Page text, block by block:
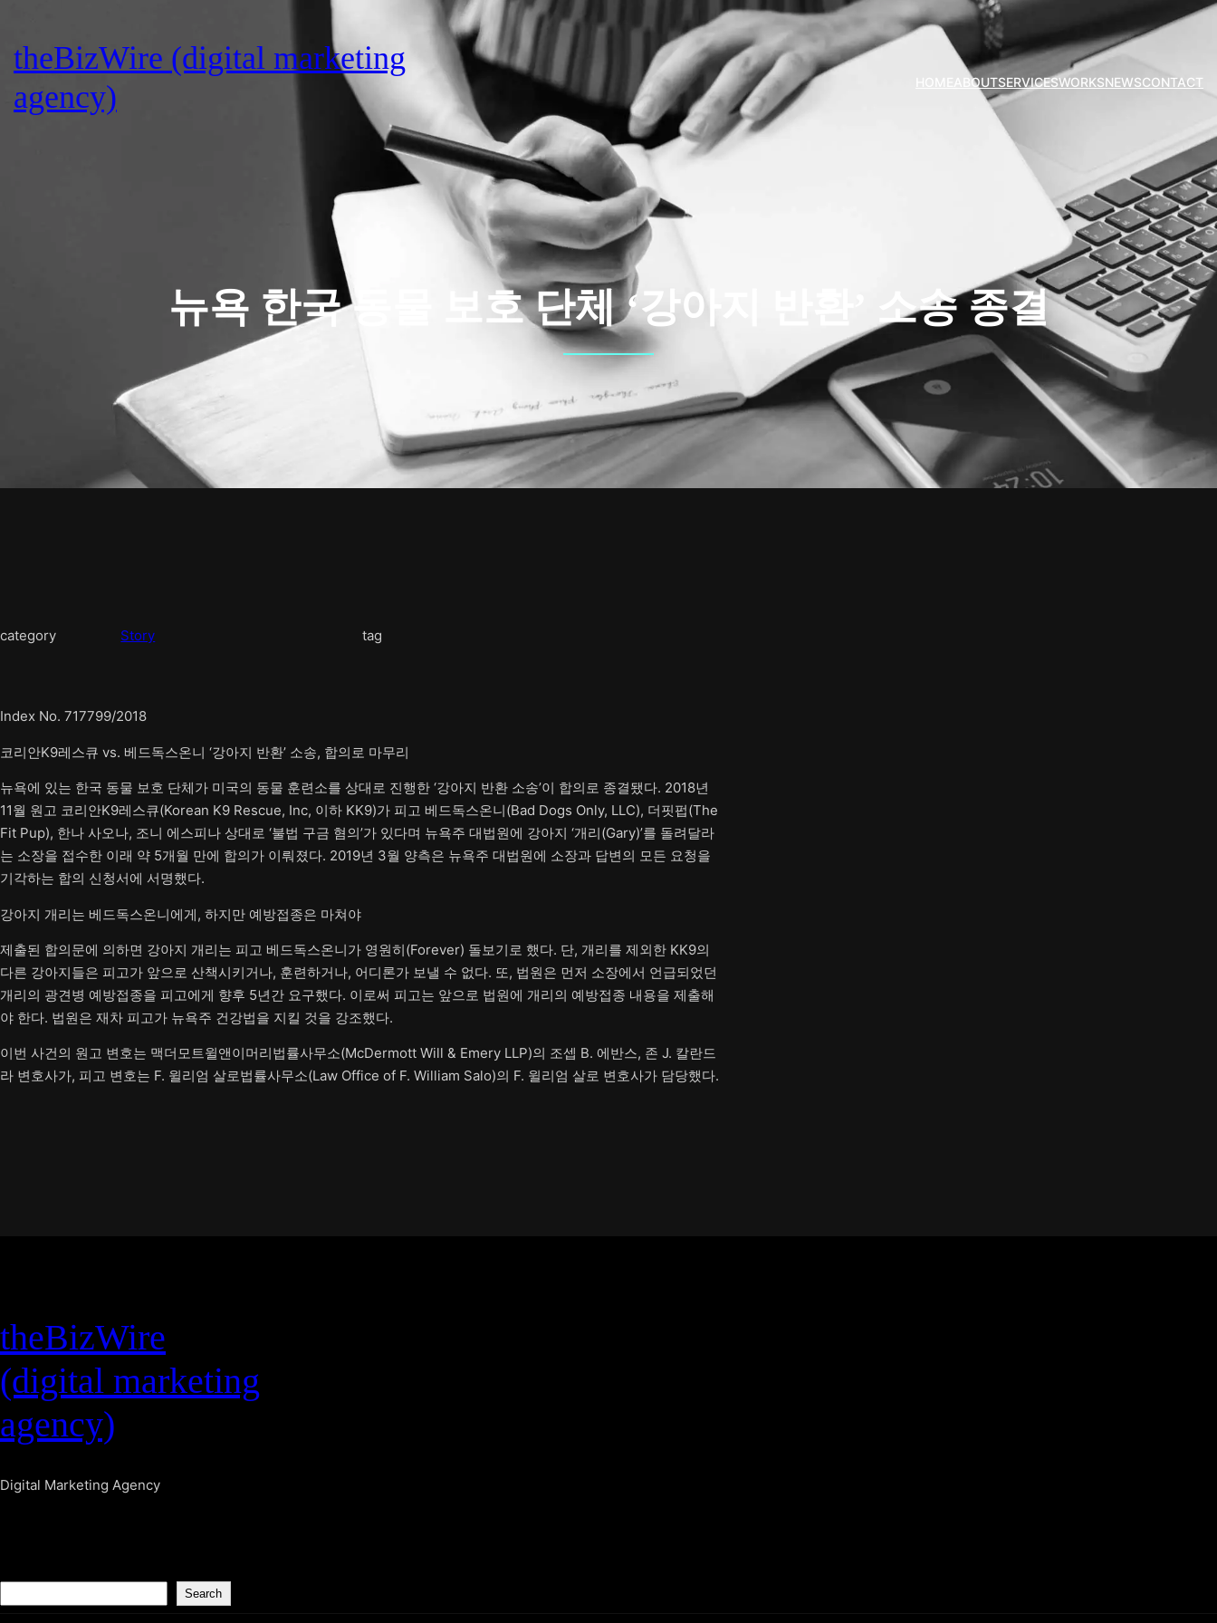
content
theBizWire (digital marketing
agency)
ABOUTSERVICESWORKSNEWSCONTACT
뉴욕 한국 동물 보호 단체 ‘강아지 반환’ 소송 종결
category Story tag
Index No. 717799/2018
코리안K9레스큐 vs. 베드독스온니 ‘강아지 반환’ 소송, 합의로 마무리
뉴욕에 있는 한국 동물 보호 단체가 미국의 동물 훈련소를 상대로 진행한 ‘강아지 반환 소송’이 합의로 종결됐다. 2018년
11월 원고 코리안K9레스큐(Korean K9 Rescue, Inc, 이하 KK9)가 피고 베드독스온니(Bad Dogs Only, LLC), 더핏펍(The
Fit Pup), 한나 사오나, 조니 에스피나 상대로 ‘불법 구금 혐의’가 있다며 뉴욕주 대법원에 강아지 ‘개리(Gary)’를 돌려달라
는 소장을 접수한 이래 약 5개월 만에 합의가 이뤄졌다. 2019년 3월 양측은 뉴욕주 대법원에 소장과 답변의 모든 요청을
기각하는 합의 신청서에 서명했다.
강아지 개리는 베드독스온니에게, 하지만 예방접종은 마쳐야
제출된 합의문에 의하면 강아지 개리는 피고 베드독스온니가 영원히(Forever) 돌보기로 했다. 단, 개리를 제외한 KK9의
다른 강아지들은 피고가 앞으로 산책시키거나, 훈련하거나, 어디론가 보낼 수 없다. 또, 법원은 먼저 소장에서 언급되었던
개리의 광견병 예방접종을 피고에게 향후 5년간 요구했다. 이로써 피고는 앞으로 법원에 개리의 예방접종 내용을 제출해
야 한다. 법원은 재차 피고가 뉴욕주 건강법을 지킬 것을 강조했다.
이번 사건의 원고 변호는 맥더모트윌앤이머리법률사무소(McDermott Will & Emery LLP)의 조셉 B. 에반스, 존 J. 칼란드
라 변호사가, 피고 변호는 F. 윌리엄 살로법률사무소(Law Office of F. William Salo)의 F. 윌리엄 살로 변호사가 담당했다.
theBizWire
(digital marketing
agency)
Digital Marketing Agency
Search